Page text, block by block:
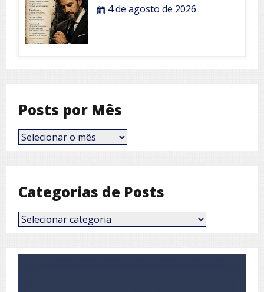
4 de agosto de 2026
Posts por Mês
Posts
por
Categorias de Posts
Categorias
de